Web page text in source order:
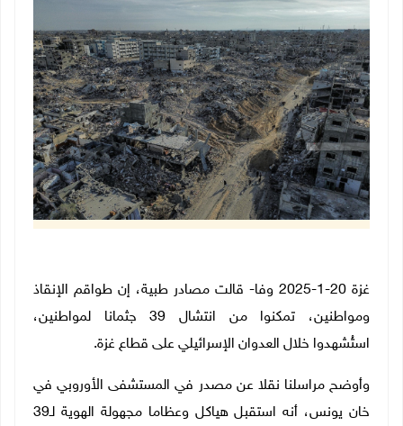
غزة 20-1-2025 وفا- قالت مصادر طبية، إن طواقم الإنقاذ
ومواطنين، تمكنوا من انتشال 39 جثمانا لمواطنين،
استُشهدوا خلال العدوان الإسرائيلي على قطاع غزة.
وأوضح مراسلنا نقلا عن مصدر في المستشفى الأوروبي في
خان يونس، أنه استقبل هياكل وعظاما مجهولة الهوية لـ39